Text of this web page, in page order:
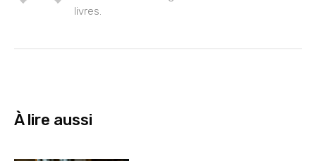
livres.
À lire aussi